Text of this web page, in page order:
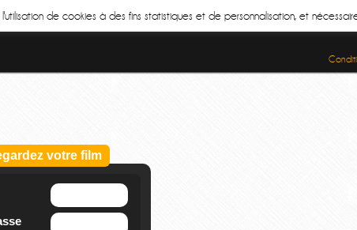
de cookies à des fins statistiques et de personnalisation, et